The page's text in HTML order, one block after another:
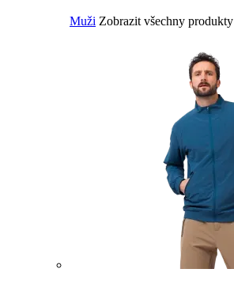
Muži Zobrazit všechny produkty